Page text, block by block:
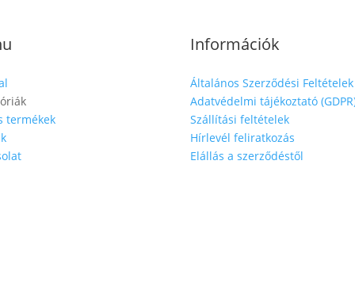
termékek
Információk
Általános Szerződési Feltételek
Adatvédelmi tájékoztató
Szállítási feltételek
Hírlevél feliratkozás
Elállás a szerződéstől